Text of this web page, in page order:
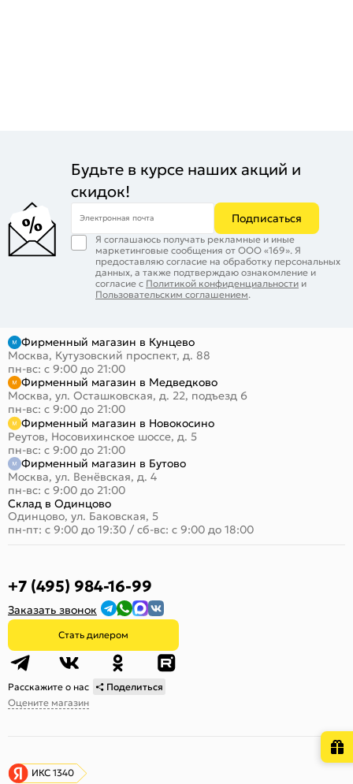
Будьте в курсе наших акций и
скидок!
Электронная почта Подписаться
Я соглашаюсь получать рекламные и иные
маркетинговые сообщения от ООО «169». Я
предоставляю согласие на обработку персональных
данных, а также подтверждаю ознакомление и
согласие с Политикой конфиденциальности и
Пользовательским соглашением.
Фирменный магазин в Кунцево
Москва, Кутузовский проспект, д. 88
пн-вс: с 9:00 до 21:00
Фирменный магазин в Медведково
Москва, ул. Осташковская, д. 22, подъезд 6
пн-вс: с 9:00 до 21:00
Фирменный магазин в Новокосино
Реутов, Носовихинское шоссе, д. 5
пн-вс: с 9:00 до 21:00
Фирменный магазин в Бутово
Москва, ул. Венёвская, д. 4
пн-вс: с 9:00 до 21:00
Склад в Одинцово
Одинцово, ул. Баковская, 5
пн-пт: с 9:00 до 19:30 / сб-вс: с 9:00 до 18:00
+7 (495) 984-16-99
Заказать звонок
Стать дилером
Расскажите о нас
Поделиться
Оцените магазин
ИКС 1340